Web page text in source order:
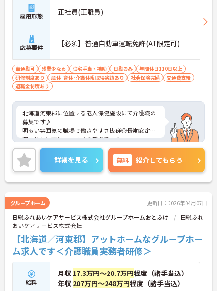
雇用形態 正社員(正職員)
応募要件 【必須】普通自動車運転免許(AT限定可)
車通勤可 残業少なめ 住宅手当・補助 日勤のみ
年間休日110日以上
研修制度あり
産休･育休･介護休暇取得実績あり 社会保険完備
交通費支給
退職金制度あり
北海道河東郡に位置する老人保健施設にて介護職の
募集です♪
明るい雰囲気の職場で働きやすさ抜群◎長期安定勤
務されたい方におススメの職場です！
ご興味ある方には、面接対策ポイントなど、さらに
詳細をお話しいたしますのでお気軽にご相談くださ
い！
詳細を見る 無料 紹介してもらう
グループホーム 更新日：2026年04月07日
日総ふれあいケアサービス株式会社グループホームおとふけ
日総ふれ
あいケアサービス株式会社
【北海道／河東郡】アットホームなグループホー
ム求人です＜介護職員実務者研修＞
給料
月収 17.3万円～20.7万円程度（諸手当込）
年収 207万円～248万円程度（諸手当込）